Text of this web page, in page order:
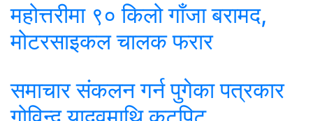
महोत्तरीमा ९० किलो गाँजा बरामद,
मोटरसाइकल चालक फरार
समाचार संकलन गर्न पुगेका पत्रकार